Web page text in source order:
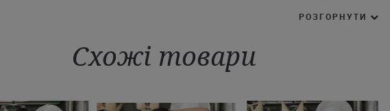
сорочка та шорти Seafolly на нашому сайті можна у білому, зеленому та
з можливістю доставки у Суми, Запоріжжя, Львів і інші міста України.
РОЗГОРНУТИ
Схожі товари